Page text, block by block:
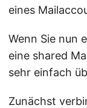
eines
Wenn Sie nun
eine shared
sehr einfach
Zunächst